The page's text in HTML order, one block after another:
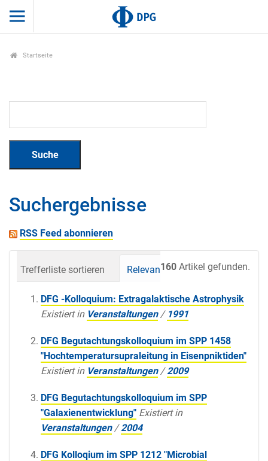
Startseite
Suchergebnisse
RSS Feed abonnieren
160 Artikel gefunden.
Trefferliste sortieren Relevanz Datum
DFG -Kolloquium: Extragalaktische Astrophysik
Existiert in Veranstaltungen / 1991
DFG Begutachtungskolloquium im SPP 1458
"Hochtemperatursupraleitung in Eisenpniktiden"
Existiert in Veranstaltungen /2009
DFG Begutachtungskolloquium im SPP
"Galaxienentwicklung" Existiert in
Veranstaltungen /2004
DFG Kolloqium im SPP 1212 "Microbial